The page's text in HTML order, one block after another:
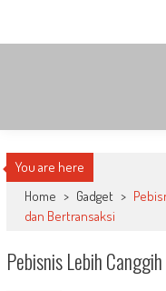
content
You are here
Home > Gadget >
dan Bertransaksi
Pebisnis Lebih